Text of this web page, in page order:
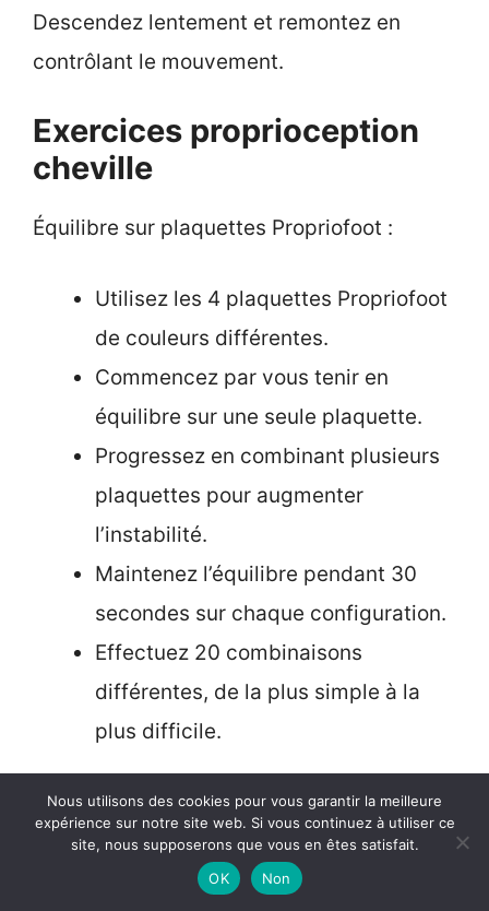
Descendez lentement et remontez en
contrôlant le mouvement.
Exercices proprioception
cheville
Équilibre sur plaquettes Propriofoot :
Utilisez les 4 plaquettes Propriofoot
de couleurs différentes.
Commencez par vous tenir en
équilibre sur une seule plaquette.
Progressez en combinant plusieurs
plaquettes pour augmenter
l’instabilité.
Maintenez l’équilibre pendant 30
secondes sur chaque configuration.
Effectuez 20 combinaisons
différentes, de la plus simple à la
plus difficile.
Conclusion
Premier prix
Nous utilisons des cookies pour vous garantir la meilleure
expérience sur notre site web. Si vous continuez à utiliser ce
site, nous supposerons que vous en êtes satisfait.
OK
Non